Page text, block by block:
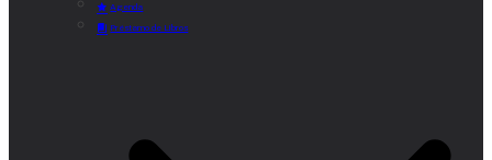
Agenda
Préstamo de Libros